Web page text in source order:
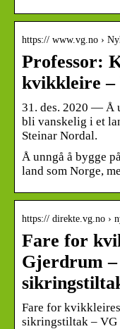
https:// www.vg.no ›
Professor:
kvikkleire –
31. des. 2020 — Å
bli vanskelig i et
Steinar Nordal.
Å unngå å bygge
land som Norge,
https:// direkte.vg.no ›
Fare for
Gjerdrum
Fare for
sikringstiltak – VG